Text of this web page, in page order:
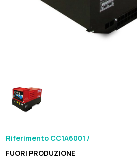
Riferimento CC1A6001 /
FUORI PRODUZIONE